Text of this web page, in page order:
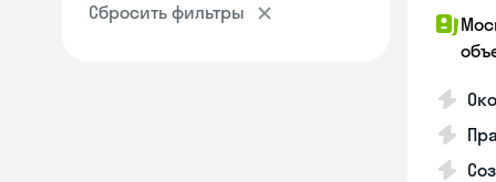
Сбросить фильтры